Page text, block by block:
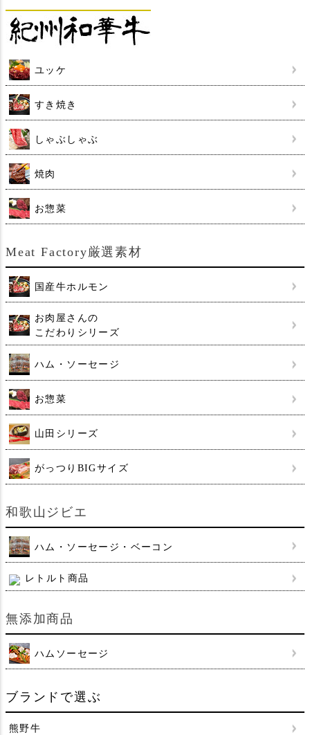
ユッケ
すき焼き
しゃぶしゃぶ
焼肉
お惣菜
Meat Factory厳選素材
国産牛ホルモン
お肉屋さんの
こだわりシリーズ
ハム・ソーセージ
お惣菜
山田シリーズ
がっつりBIGサイズ
和歌山ジビエ
ハム・ソーセージ・ベーコン
レトルト商品
無添加商品
ハムソーセージ
ブランドで選ぶ
熊野牛